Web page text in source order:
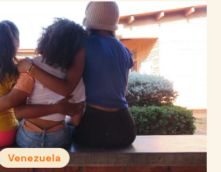
Venezuela